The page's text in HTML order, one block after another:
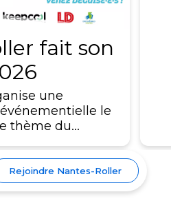
fait son
une
le
thème du…
Rejoindre Nantes-Roller